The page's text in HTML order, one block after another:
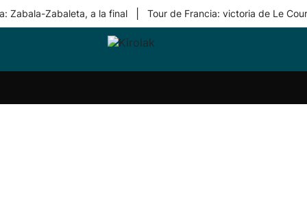
Zabala-Zabaleta, a la final Tour de Francia: victoria de Le
Equipos